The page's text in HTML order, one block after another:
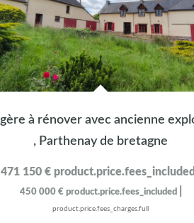
, Parthenay de bretagne
471 150 € product.price.fees_included
450 000 € product.price.fees_included
product.price.fees_charges.full